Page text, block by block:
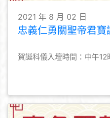
2021 年 8 月 02 日
忠義仁勇關聖帝君
賀誕科儀入壇時間：中午12